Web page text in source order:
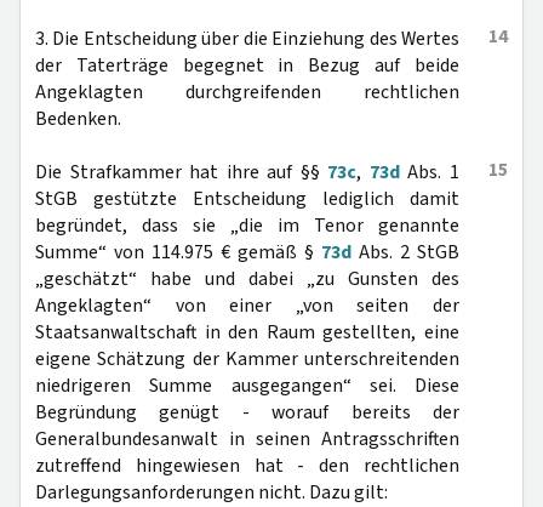
14
3. Die Entscheidung über die Einziehung des Wertes
der Taterträge begegnet in Bezug auf beide
Angeklagten durchgreifenden rechtlichen
Bedenken.
15
Die Strafkammer hat ihre auf §§ 73c, 73dAbs. 1
StGB gestützte Entscheidung lediglich damit
begründet, dass sie „die im Tenor genannte
Summe“ von 114.975 € gemäß § 73d Abs. 2 StGB
„geschätzt“ habe und dabei „zu Gunsten des
Angeklagten“ von einer „von seiten der
Staatsanwaltschaft in den Raum gestellten, eine
eigene Schätzung der Kammer unterschreitenden
niedrigeren Summe ausgegangen“ sei. Diese
Begründung genügt - worauf bereits der
Generalbundesanwalt in seinen Antragsschriften
zutreffend hingewiesen hat - den rechtlichen
Darlegungsanforderungen nicht. Dazu gilt: